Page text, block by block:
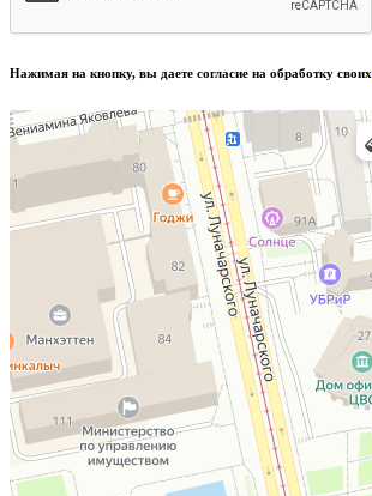
Нажимая на кнопку, вы даете согласие на обработку своих